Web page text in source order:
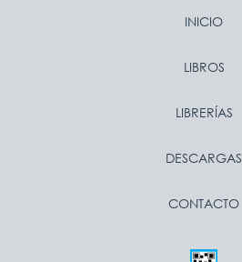
INICIO
LIBROS
LIBRERÍAS
DESCARGAS
CONTACTO